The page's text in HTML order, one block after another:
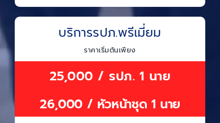
บริการรปภ.พรีเมี่ยม
ราคาเริ่มต้นเพียง
25,000 / รปภ. 1 นาย
26,000 / หัวหน้าชุด 1 นาย